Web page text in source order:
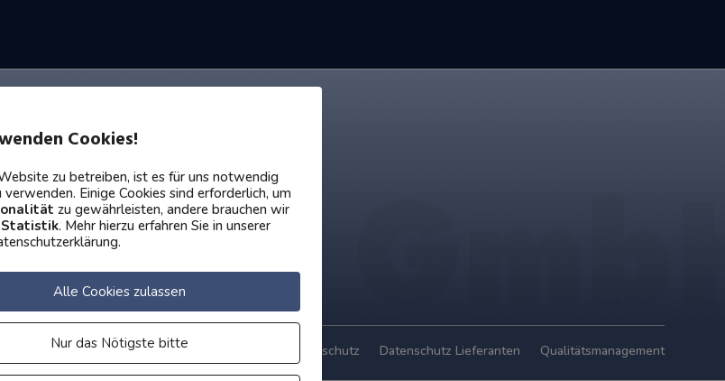
Impressum Datenschutz Datenschutz Lieferanten Qualitätsmanagement
Cookies!
zu betreiben, ist es für uns notwendig
verwenden. Einige Cookies sind erforderlich, um
zu gewährleisten, andere brauchen wir
Statistik. Mehr hierzu erfahren Sie in unserer
Alle Cookies zulassen
Nur das Nötigste bitte